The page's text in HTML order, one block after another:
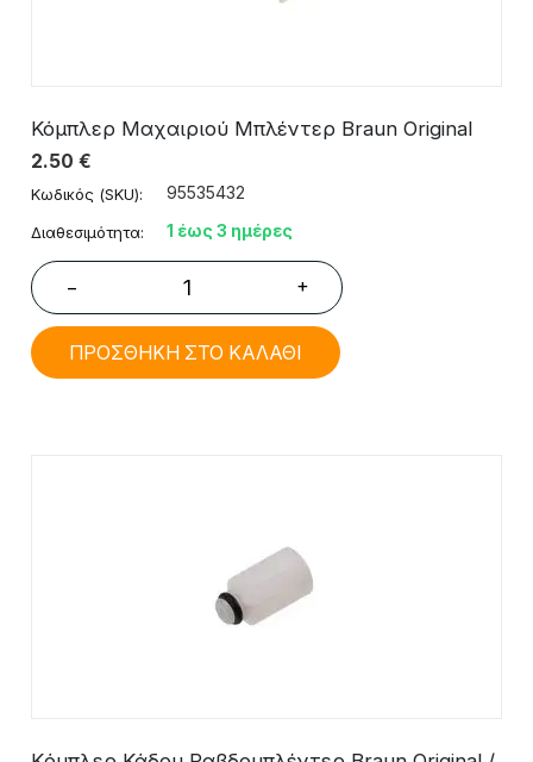
Κόμπλερ Μαχαιριού Μπλέντερ Braun Original
2.50 €
Κωδικός (SKU): 95535432
Διαθεσιμότητα: 1 έως 3 ημέρες
− +
ΠΡΟΣΘΗΚΗ ΣΤΟ ΚΑΛΑΘΙ